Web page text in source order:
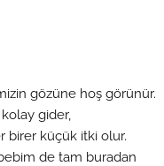
gözüne hoş görünür.
gider,
birer küçük itki olur.
de tam buradan